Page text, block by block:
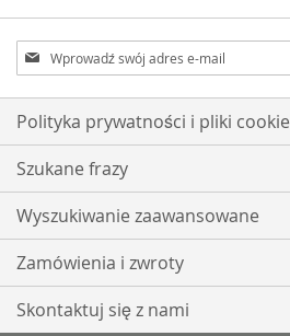
Subskrybuj
nasz
newsletter:
Polityka prywatności i pliki cookie
Szukane frazy
Wyszukiwanie zaawansowane
Zamówienia i zwroty
Skontaktuj się z nami